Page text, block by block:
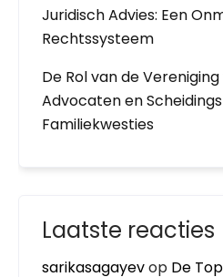
Juridisch Advies: Een
Rechtssysteem
De Rol van de
Advocaten en
Familiekwesties
Laatste reacties
sarikasagayevop De